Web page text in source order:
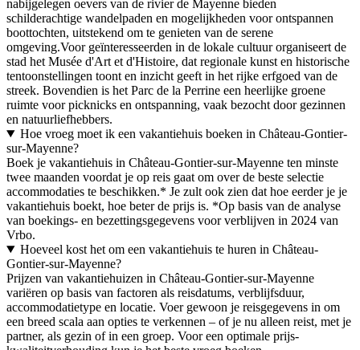
nabijgelegen oevers van de rivier de Mayenne bieden
schilderachtige wandelpaden en mogelijkheden voor ontspannen
boottochten, uitstekend om te genieten van de serene
omgeving.Voor geïnteresseerden in de lokale cultuur organiseert de
stad het Musée d'Art et d'Histoire, dat regionale kunst en historische
tentoonstellingen toont en inzicht geeft in het rijke erfgoed van de
streek. Bovendien is het Parc de la Perrine een heerlijke groene
ruimte voor picknicks en ontspanning, vaak bezocht door gezinnen
en natuurliefhebbers.
Hoe vroeg moet ik een vakantiehuis boeken in Château-Gontier-
sur-Mayenne?
Boek je vakantiehuis in Château-Gontier-sur-Mayenne ten minste
twee maanden voordat je op reis gaat om over de beste selectie
accommodaties te beschikken.* Je zult ook zien dat hoe eerder je je
vakantiehuis boekt, hoe beter de prijs is. *Op basis van de analyse
van boekings- en bezettingsgegevens voor verblijven in 2024 van
Vrbo.
Hoeveel kost het om een vakantiehuis te huren in Château-
Gontier-sur-Mayenne?
Prijzen van vakantiehuizen in Château-Gontier-sur-Mayenne
variëren op basis van factoren als reisdatums, verblijfsduur,
accommodatietype en locatie. Voer gewoon je reisgegevens in om
een breed scala aan opties te verkennen – of je nu alleen reist, met je
partner, als gezin of in een groep. Voor een optimale prijs-